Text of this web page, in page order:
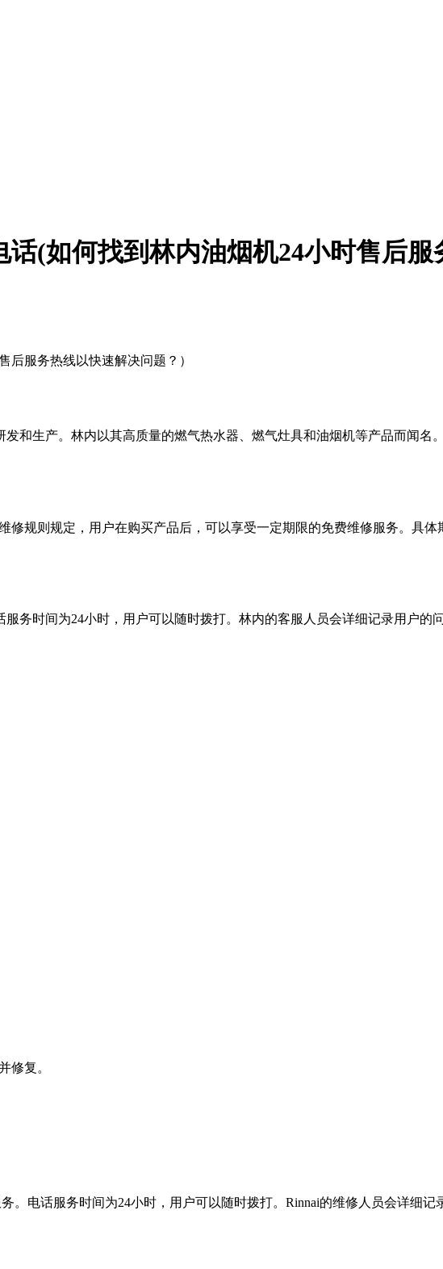
(如何找到林内油烟机24小时售后服
后服务热线以快速解决问题？）
和生产。林内以其高质量的燃气热水器、燃气灶具和油烟机等产品而闻名
规则规定，用户在购买产品后，可以享受一定期限的免费维修服务。具
务时间为24小时，用户可以随时拨打。林内的客服人员会详细记录用户的
修复。
。电话服务时间为24小时，用户可以随时拨打。Rinnai的维修人员会详细记